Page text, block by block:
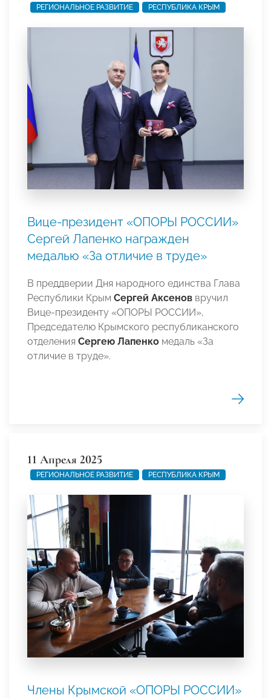
РЕГИОНАЛЬНОЕ РАЗВИТИЕ РЕСПУБЛИКА КРЫМ
Вице-президент «ОПОРЫ РОССИИ»
Сергей Лапенко награжден
медалью «За отличие в труде»
В преддверии Дня народного единства Глава
Республики Крым Сергей Аксенов вручил
Вице-президенту «ОПОРЫ РОССИИ»,
Председателю Крымского республиканского
отделения Сергею Лапенко медаль «За
отличие в труде».
11 Апреля 2025
РЕГИОНАЛЬНОЕ РАЗВИТИЕ РЕСПУБЛИКА КРЫМ
Члены Крымской «ОПОРЫ РОССИИ»